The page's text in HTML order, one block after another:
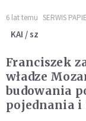
6 lat temu SERWIS
KAI / sz
Franciszek
władze
budowania
pojednania i